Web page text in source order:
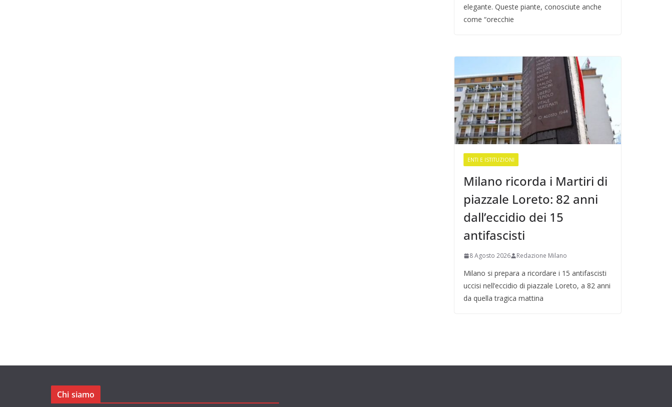
elegante. Queste piante, conosciute anche
come “orecchie
ENTI E ISTITUZIONI
Milano ricorda i Martiri di
piazzale Loreto: 82 anni
dall’eccidio dei 15
antifascisti
8 Agosto 2026 Redazione Milano
Milano si prepara a ricordare i 15 antifascisti
uccisi nell’eccidio di piazzale Loreto, a 82 anni
da quella tragica mattina
Chi siamo